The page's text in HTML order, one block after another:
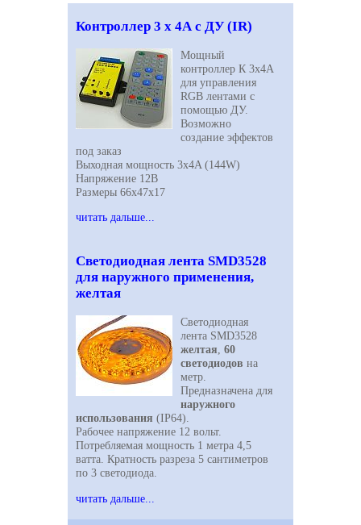
Контроллер 3 х 4А с ДУ (IR)
Мощный
контроллер К 3х4A
для управления
RGB лентами с
помощью ДУ.
Возможно
создание эффектов
под заказ
Выходная мощность 3х4A (144W)
Напряжение 12В
Размеры 66х47х17
читать дальше...
Светодиодная лента SMD3528
для наружного применения,
желтая
Светодиодная
лента SMD3528
желтая, 60
светодиодов на
метр.
Предназначена для
наружного
использования (IP64).
Рабочее напряжение 12 вольт.
Потребляемая мощность 1 метра 4,5
ватта. Кратность разреза 5 сантиметров
по 3 светодиода.
читать дальше...